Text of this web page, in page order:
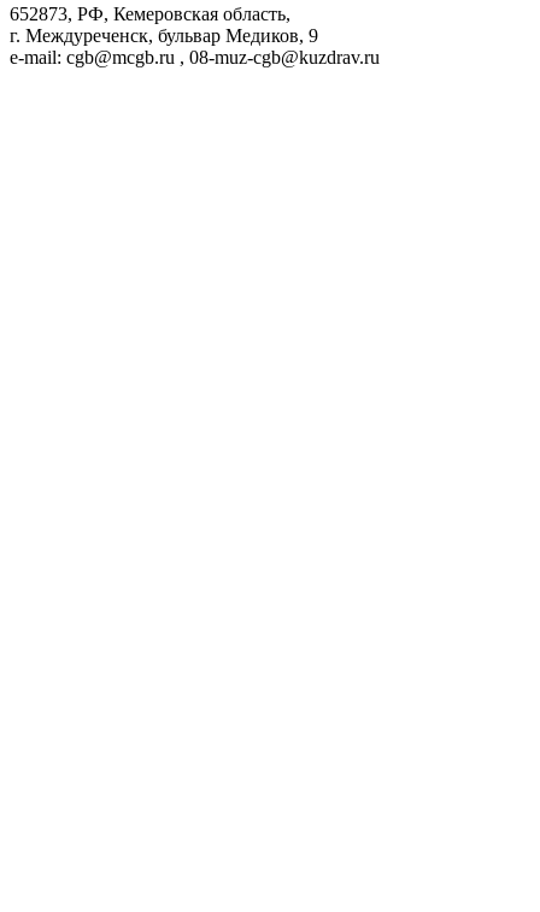
652873, РФ, Кемеровская область,
г. Междуреченск, бульвар Медиков, 9
e-mail: cgb@mcgb.ru , 08-muz-cgb@kuzdrav.ru